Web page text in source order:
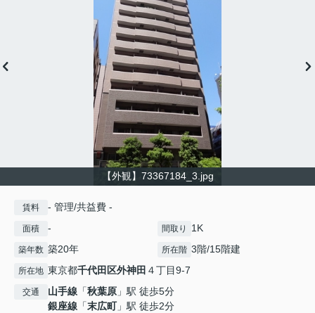
【外観】73367184_3.jpg
賃料 - 管理/共益費 -
面積 - 間取り 1K
築年数 築20年 所在階 3階/15階建
所在地 東京都千代田区外神田 ４丁目9-7
交通 山手線 「秋葉原 」駅 徒歩5分
銀座線 「末広町」駅 徒歩2分